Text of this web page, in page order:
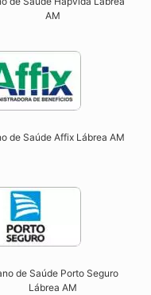
AM​
de Saúde Affix Lábrea AM​
de Saúde Porto Seguro
Lábrea AM​